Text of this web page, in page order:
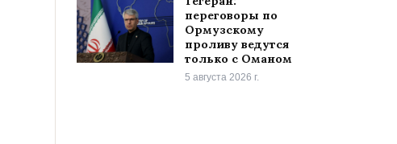
переговоры по
Ормузскому
проливу ведутся
только с Оманом
5 августа 2026 г.